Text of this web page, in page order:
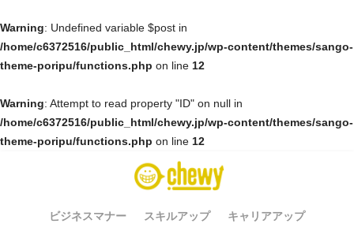
Warning: Undefined variable $post in
/home/c6372516/public_html/chewy.jp/wp-content/themes/sango-
theme-poripu/functions.php on line 12
Warning: Attempt to read property "ID" on null in
/home/c6372516/public_html/chewy.jp/wp-content/themes/sango-
theme-poripu/functions.php on line 12
ビジネスマナー スキルアップ キャリアアップ